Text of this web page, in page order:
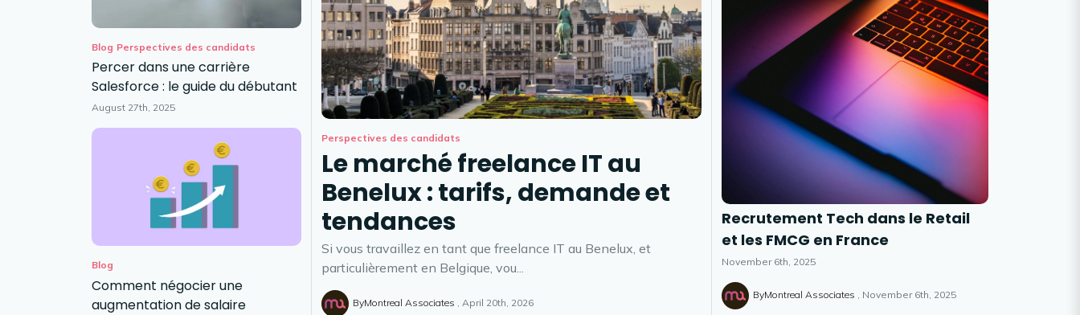
Perspectives des candidats
Le marché freelance IT au
Benelux : tarifs, demande et
tendances
Si vous travaillez en tant que freelance IT au Benelux, et
particulièrement en Belgique, vou...
ByMontreal Associates April 20th, 2026
Recrutement Tech dans le Retail
et les FMCG en France
November 6th, 2025
ByMontreal Associates November 6th, 2025
Blog Perspectives des candidats
Percer dans une carrière
Salesforce : le guide du débutant
August 27th, 2025
Blog
Comment négocier une
augmentation de salaire